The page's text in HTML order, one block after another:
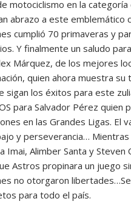
motociclismo en la categoría
abrazo a este emblemático
cumplió 70 primaveras y
Y finalmente un saludo
Márquez, de los mejores
quien ahora muestra su
sigan los éxitos para este
para Salvador Pérez quien
en las Grandes Ligas. El
y perseverancia… Mientras
Imai, Alimber Santa y Steven
Astros propinara un juego
no otorgaron
para todo el país.